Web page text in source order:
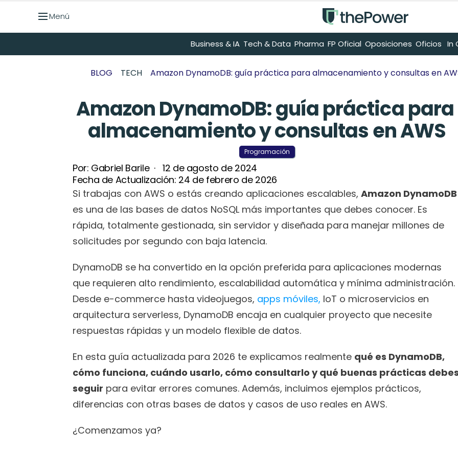
BLOG TECH Amazon DynamoDB: guía práctica para almacenamiento y consultas en
Amazon DynamoDB: guía práctica para
almacenamiento y consultas en AWS
Programación
Por: Gabriel Barile
  ·
12 de agosto de 2024
Fecha de Actualización: 24 de febrero de 2026
Si trabajas con AWS o estás creando aplicaciones escalables, Amazon DynamoDB
es una de las bases de datos NoSQL más importantes que debes conocer. Es
rápida, totalmente gestionada, sin servidor y diseñada para manejar millones de
solicitudes por segundo con baja latencia.
DynamoDB se ha convertido en la opción preferida para aplicaciones modernas
que requieren alto rendimiento, escalabilidad automática y mínima administración.
Desde e-commerce hasta videojuegos, apps móviles, IoT o microservicios en
arquitectura serverless, DynamoDB encaja en cualquier proyecto que necesite
respuestas rápidas y un modelo flexible de datos.
En esta guía actualizada para 2026 te explicamos realmente qué es DynamoDB,
cómo funciona, cuándo usarlo, cómo consultarlo y qué buenas prácticas
seguir para evitar errores comunes. Además, incluimos ejemplos prácticos,
diferencias con otras bases de datos y casos de uso reales en AWS.
¿Comenzamos ya?
Menú
Business & IA Tech & Data Pharma FP Oficial Oposiciones Oficios In